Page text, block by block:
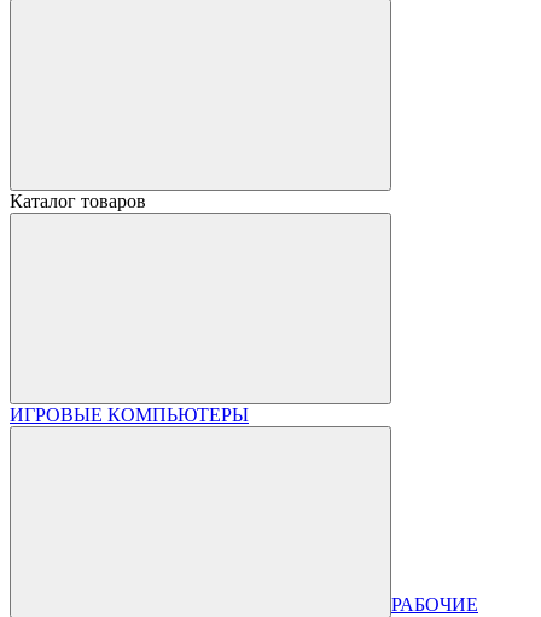
Каталог товаров
ИГРОВЫЕ КОМПЬЮТЕРЫ
РАБОЧИЕ